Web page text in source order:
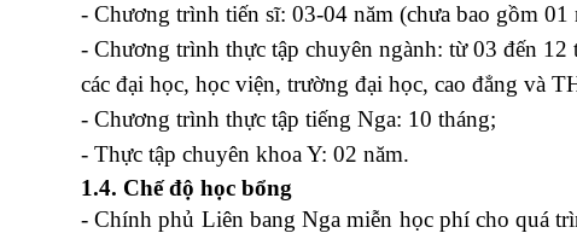
- Chương trình tiến sĩ: 03-04 năm (chưa bao gồm
- Chương trình thực tập chuyên ngành: từ 03 đến
các đại học, học viện, trường đại học, cao đẳng và
- Chương trình thực tập tiếng Nga: 10 tháng;
- Thực tập chuyên khoa Y: 02 năm.
1.4. Chế độ học bổng
- Chính phủ Liên bang Nga miễn học phí cho quá